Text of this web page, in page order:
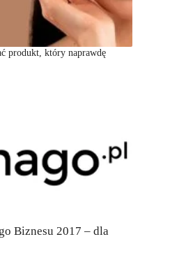
produkt, który naprawdę
Biznesu 2017 – dla